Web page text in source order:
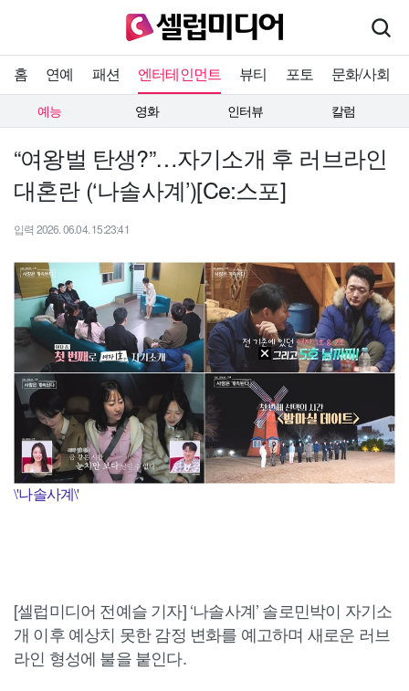
홈 연예 패션 엔터테인먼트 뷰티 포토 문화/사회
예능 영화 인터뷰 칼럼
“여왕벌 탄생?”…자기소개 후 러브라인
대혼란 (‘나솔사계’)[Ce:스포]
입력 2026. 06.04. 15:23:41
\'나솔사계\'
[셀럽미디어 전예슬 기자] ‘나솔사계’ 솔로민박이 자기소
개 이후 예상치 못한 감정 변화를 예고하며 새로운 러브
라인 형성에 불을 붙인다.